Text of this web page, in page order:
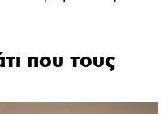
που τους